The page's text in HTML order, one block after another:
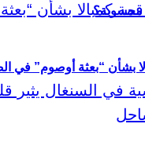
محسوبة؟